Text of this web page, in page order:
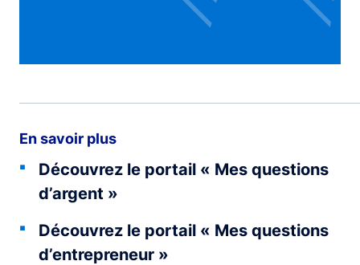
En savoir plus
Découvrez le portail « Mes questions
d’argent »
Découvrez le portail « Mes questions
d’entrepreneur »